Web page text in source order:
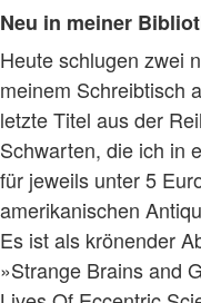
Neu in meiner
Heute schlugen zwei
meinem Schreibtisch
letzte Titel aus der
Schwarten, die ich in
für jeweils unter 5
amerikanischen
Es ist als krönender
»Strange Brains and